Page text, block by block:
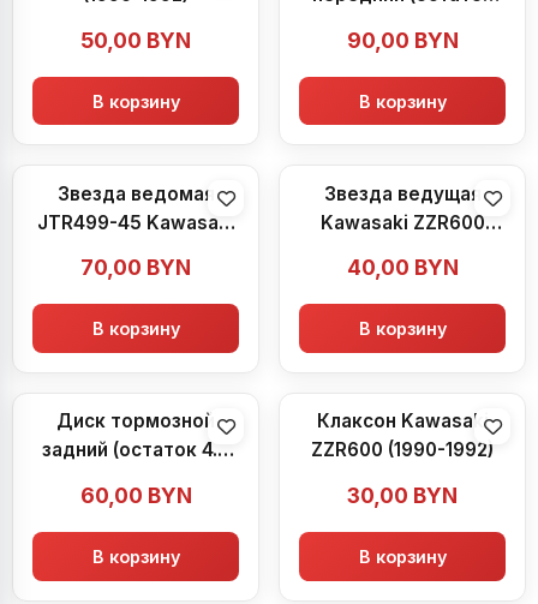
50,00 BYN
В корзину
ZZR600 (1990-1992)
90,00 BYN
В корзину
Звезда ведомая
JTR499-45 Kawasaki
70,00 BYN
В корзину
Звезда ведущая
Kawasaki ZZR600
40,00 BYN
В корзину
Диск тормозной
задний (остаток 4.4
(1990-1992)
60,00 BYN
В корзину
Клаксон Kawasaki
ZZR600 (1990-1992)
30,00 BYN
В корзину